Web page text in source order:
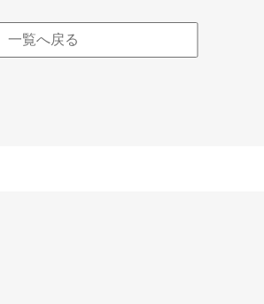
一覧へ戻る